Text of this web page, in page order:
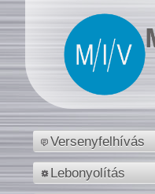
Versenyfelhívás
Lebonyolítás